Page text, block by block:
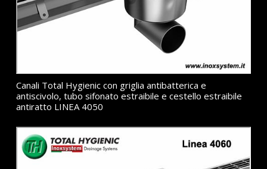
Canali Total Hygienic con griglia antibatterica e
antiscivolo, tubo sifonato estraibile e cestello estraibile
antiratto LINEA 4050